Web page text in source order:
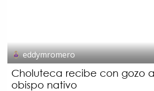
eddymromero
Choluteca recibe con gozo
obispo nativo